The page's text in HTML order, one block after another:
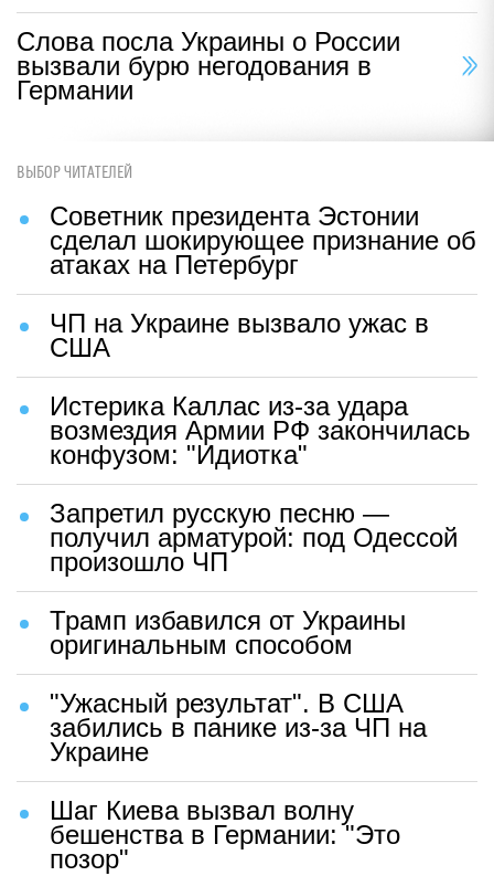
Слова посла Украины о России
вызвали бурю негодования в
Германии
ВЫБОР ЧИТАТЕЛЕЙ
Советник президента Эстонии
сделал шокирующее признание об
атаках на Петербург
ЧП на Украине вызвало ужас в
США
Истерика Каллас из-за удара
возмездия Армии РФ закончилась
конфузом: "Идиотка"
Запретил русскую песню —
получил арматурой: под Одессой
произошло ЧП
Трамп избавился от Украины
оригинальным способом
"Ужасный результат". В США
забились в панике из-за ЧП на
Украине
Шаг Киева вызвал волну
бешенства в Германии: "Это
позор"